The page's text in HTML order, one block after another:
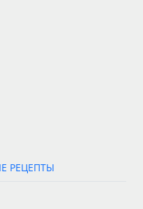
РЕЦЕПТЫ